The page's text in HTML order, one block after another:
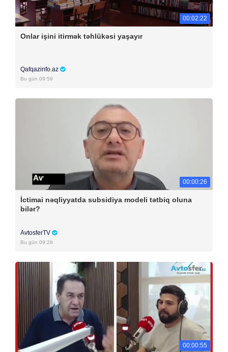
00:02:22
Onlar işini itirmək təhlükəsi yaşayır
Qafqazinfo.az
Bu gün 09:59
00:00:26
İctimai nəqliyyatda subsidiya modeli tətbiq oluna
bilər?
AvtosferTV
Bu gün 09:28
00:00:55